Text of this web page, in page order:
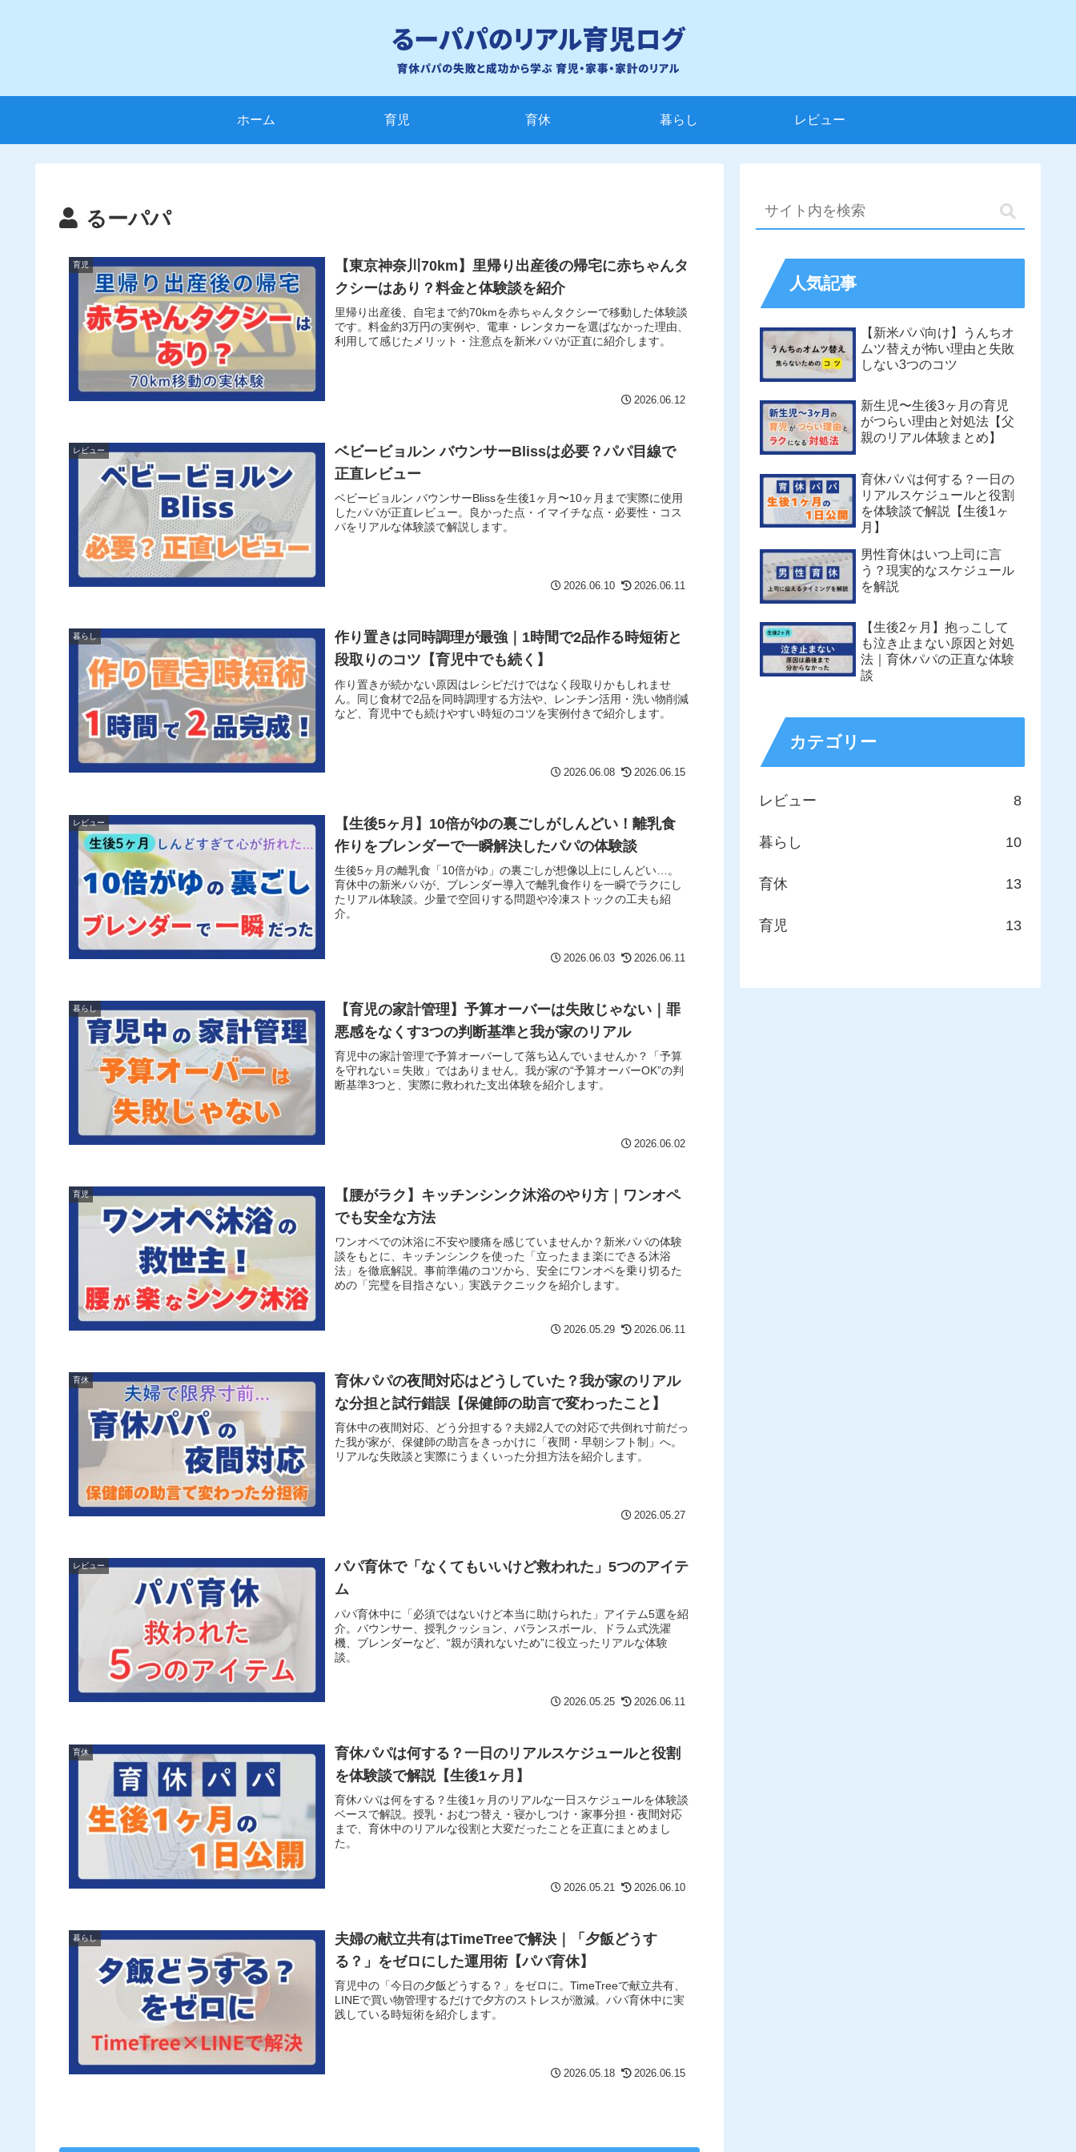
ホーム 育児 育休 暮らし レビュー
るーパパ
育児
【東京神奈川70km】里帰り出産後の帰宅に赤ちゃんタ
クシーはあり？料金と体験談を紹介
里帰り出産後、自宅まで約70kmを赤ちゃんタクシーで移動した体験談
です。料金約3万円の実例や、電車・レンタカーを選ばなかった理由、
利用して感じたメリット・注意点を新米パパが正直に紹介します。
2026.06.12
レビュー
ベビービョルン バウンサーBlissは必要？パパ目線で
正直レビュー
ベビービョルン バウンサーBlissを生後1ヶ月〜10ヶ月まで実際に使用
したパパが正直レビュー。良かった点・イマイチな点・必要性・コス
パをリアルな体験談で解説します。
2026.06.10 2026.06.11
暮らし
作り置きは同時調理が最強｜1時間で2品作る時短術と
段取りのコツ【育児中でも続く】
作り置きが続かない原因はレシピだけではなく段取りかもしれませ
ん。同じ食材で2品を同時調理する方法や、レンチン活用・洗い物削減
など、育児中でも続けやすい時短のコツを実例付きで紹介します。
2026.06.08 2026.06.15
レビュー
【生後5ヶ月】10倍がゆの裏ごしがしんどい！離乳食
作りをブレンダーで一瞬解決したパパの体験談
生後5ヶ月の離乳食「10倍がゆ」の裏ごしが想像以上にしんどい…。
育休中の新米パパが、ブレンダー導入で離乳食作りを一瞬でラクにし
たリアル体験談。少量で空回りする問題や冷凍ストックの工夫も紹
介。
2026.06.03 2026.06.11
暮らし
【育児の家計管理】予算オーバーは失敗じゃない｜罪
悪感をなくす3つの判断基準と我が家のリアル
育児中の家計管理で予算オーバーして落ち込んでいませんか？「予算
を守れない＝失敗」ではありません。我が家の“予算オーバーOK”の判
断基準3つと、実際に救われた支出体験を紹介します。
2026.06.02
育児
【腰がラク】キッチンシンク沐浴のやり方｜ワンオペ
でも安全な方法
ワンオペでの沐浴に不安や腰痛を感じていませんか？新米パパの体験
談をもとに、キッチンシンクを使った「立ったまま楽にできる沐浴
法」を徹底解説。事前準備のコツから、安全にワンオペを乗り切るた
めの「完璧を目指さない」実践テクニックを紹介します。
2026.05.29 2026.06.11
育休
育休パパの夜間対応はどうしていた？我が家のリアル
な分担と試行錯誤【保健師の助言で変わったこと】
育休中の夜間対応、どう分担する？夫婦2人での対応で共倒れ寸前だっ
た我が家が、保健師の助言をきっかけに「夜間・早朝シフト制」へ。
リアルな失敗談と実際にうまくいった分担方法を紹介します。
2026.05.27
レビュー
パパ育休で「なくてもいいけど救われた」5つのアイテ
ム
パパ育休中に「必須ではないけど本当に助けられた」アイテム5選を紹
介。バウンサー、授乳クッション、バランスボール、ドラム式洗濯
機、ブレンダーなど、“親が潰れないため”に役立ったリアルな体験
談。
2026.05.25 2026.06.11
育休
育休パパは何する？一日のリアルスケジュールと役割
を体験談で解説【生後1ヶ月】
育休パパは何をする？生後1ヶ月のリアルな一日スケジュールを体験談
ベースで解説。授乳・おむつ替え・寝かしつけ・家事分担・夜間対応
まで、育休中のリアルな役割と大変だったことを正直にまとめまし
た。
2026.05.21 2026.06.10
暮らし
夫婦の献立共有はTimeTreeで解決｜「夕飯どうす
る？」をゼロにした運用術【パパ育休】
育児中の「今日の夕飯どうする？」をゼロに。TimeTreeで献立共有、
LINEで買い物管理するだけで夕方のストレスが激減。パパ育休中に実
践している時短術を紹介します。
2026.05.18 2026.06.15
人気記事
【新米パパ向け】うんちオ
ムツ替えが怖い理由と失敗
しない3つのコツ
新生児〜生後3ヶ月の育児
がつらい理由と対処法【父
親のリアル体験まとめ】
育休パパは何する？一日の
リアルスケジュールと役割
を体験談で解説【生後1ヶ
月】
男性育休はいつ上司に言
う？現実的なスケジュール
を解説
【生後2ヶ月】抱っこして
も泣き止まない原因と対処
法｜育休パパの正直な体験
談
カテゴリー
レビュー 8
暮らし 10
育休 13
育児 13